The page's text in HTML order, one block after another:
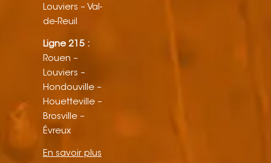
Louviers – Val-
de-Reuil
Ligne 215 :
Rouen –
Louviers –
Hondouville –
Houetteville –
Brosville –
Évreux
En savoir plus